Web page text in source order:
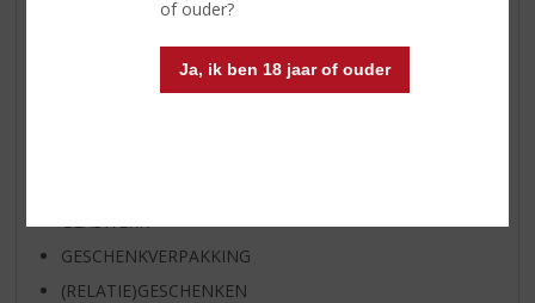
of ouder?
Ja, ik ben 18 jaar of ouder
GEDISTILLEERD OVERIG
GESCHENKVERPAKKING
(RELATIE)GESCHENKEN